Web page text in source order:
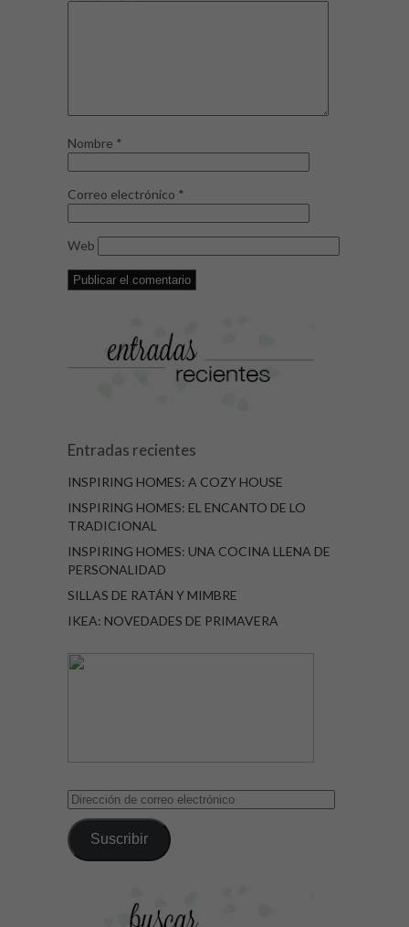
Nombre *
Correo electrónico *
Web
Entradas recientes
INSPIRING HOMES: A COZY HOUSE
INSPIRING HOMES: EL ENCANTO DE LO
TRADICIONAL
INSPIRING HOMES: UNA COCINA LLENA DE
PERSONALIDAD
SILLAS DE RATÁN Y MIMBRE
IKEA: NOVEDADES DE PRIMAVERA
Dirección
correo
electrónico
Suscribir